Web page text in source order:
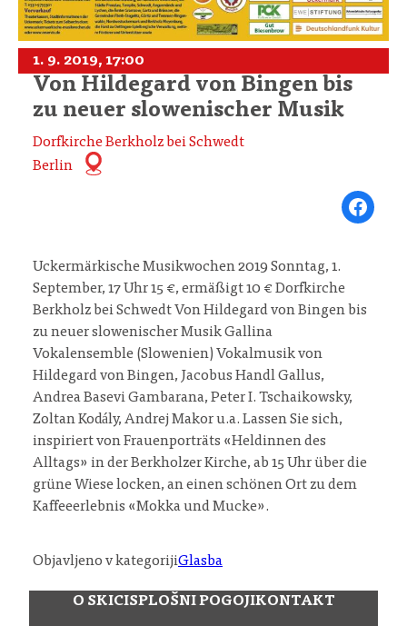
1. 9. 2019, 17:00
Von Hildegard von Bingen bis
zu neuer slowenischer Musik
Dorfkirche Berkholz bei Schwedt
Berlin
Share on
Uckermärkische Musikwochen 2019 Sonntag, 1.
September, 17 Uhr 15 €, ermäßigt 10 € Dorfkirche
Berkholz bei Schwedt Von Hildegard von Bingen bis
zu neuer slowenischer Musik Gallina
Vokalensemble (Slowenien) Vokalmusik von
Hildegard von Bingen, Jacobus Handl Gallus,
Andrea Basevi Gambarana, Peter I. Tschaikowsky,
Zoltan Kodály, Andrej Makor u.a. Lassen Sie sich,
inspiriert von Frauenporträts «Heldinnen des
Alltags» in der Berkholzer Kirche, ab 15 Uhr über die
grüne Wiese locken, an einen schönen Ort zu dem
Kaffeeerlebnis «Mokka und Mucke».
Objavljeno v kategorijiGlasba
O SKICISPLOŠNI POGOJIKONTAKT